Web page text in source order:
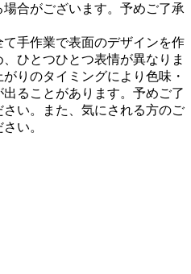
場合がございます。予めご了承
て手作業で表面のデザインを作
ひとつひとつ表情が異なりま
りのタイミングにより色味・
ることがあります。予めご了
さい。また、気にされる方のご
い。